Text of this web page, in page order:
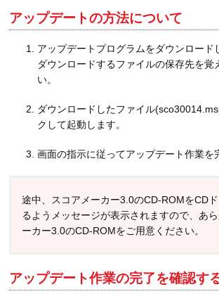
アップデートの方法について
アップデートプログラムをダウンロード
ダウンロードするファイルの保存先を覚
い。
ダウンロードしたファイル
クして起動します。
画面の指示に従ってアップデート作業を
途中、スコアメーカー3.0のCD-ROMをCD
るようメッセージが表示されますので、あ
ーカー3.0のCD-ROMをご用意ください。
アップデート作業の完了を確認す